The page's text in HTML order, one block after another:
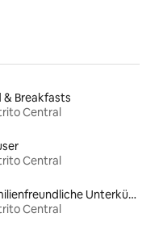
& Breakfasts
Central
Central
Familienfreundliche Unterkünfte
Central